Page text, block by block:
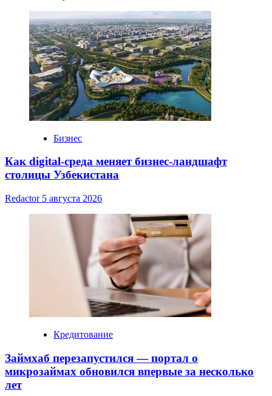
Бизнес
Как digital-среда меняет бизнес-ландшафт
столицы Узбекистана
Redactor 5 августа 2026
Кредитование
Займхаб перезапустился — портал о
микрозаймах обновился впервые за несколько
лет